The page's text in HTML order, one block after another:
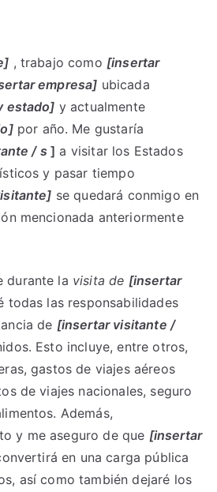
, trabajo como [insertar
empresa] ubicada
estado] y actualmente
por año. Me gustaría
/ s] a visitar los Estados
y pasar tiempo
se quedará conmigo en
mencionada anteriormente
durante la visita de [insertar
todas las responsabilidades
de [insertar visitante /
Esto incluye, entre otros,
gastos de viajes aéreos
de viajes nacionales, seguro
Además,
y me aseguro de que [insertar
en una carga pública
así como también dejaré los